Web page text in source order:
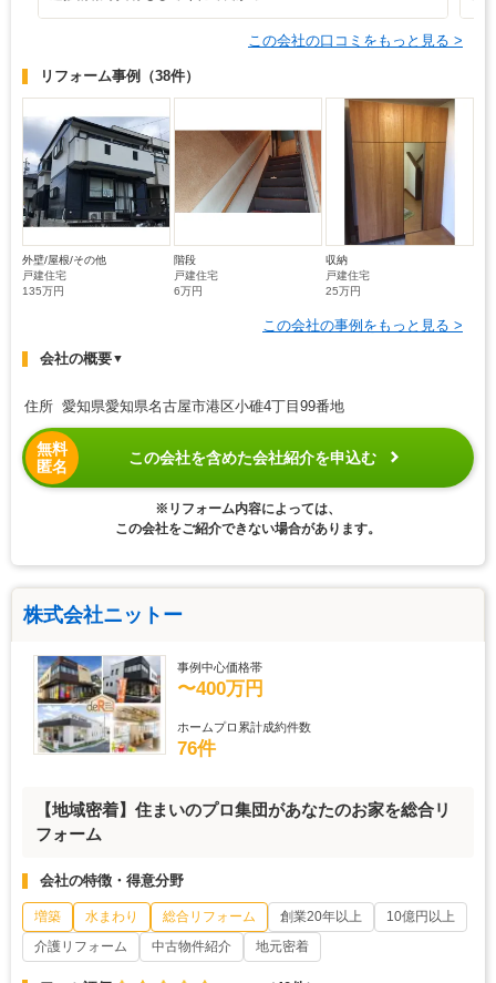
この会社の口コミをもっと見る >
リフォーム事例 （38件）
外壁/屋根/その他
戸建住宅
135万円
階段
戸建住宅
6万円
収納
戸建住宅
25万円
この会社の事例をもっと見る >
会社の概要▼
住所 愛知県愛知県名古屋市港区小碓4丁目99番地
無料
匿名
この会社を含めた会社紹介を申込む
※リフォーム内容によっては、
この会社をご紹介できない場合があります。
株式会社ニットー
事例中心価格帯
〜400万円
ホームプロ累計成約件数
76件
【地域密着】住まいのプロ集団があなたのお家を総合リ
フォーム
会社の特徴・得意分野
増築 水まわり 総合リフォーム 創業20年以上
10億円以上
介護リフォーム
中古物件紹介 地元密着